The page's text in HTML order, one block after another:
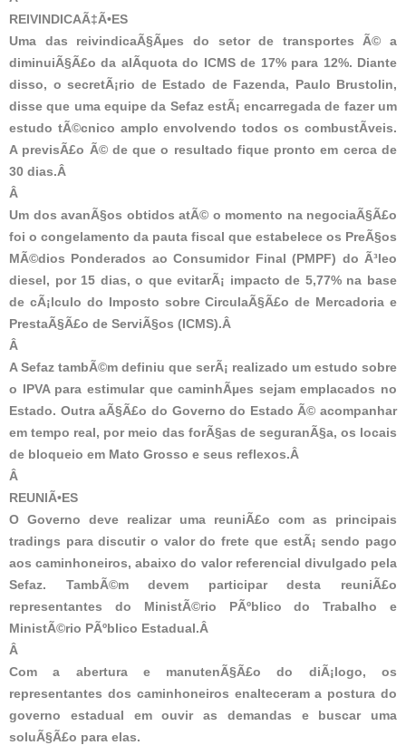
REIVINDICAÃ‡Ã•ES
Uma das reivindicaÃ§Ãµes do setor de transportes Ã© a
diminuiÃ§Ã£o da alÃ­quota do ICMS de 17% para 12%. Diante
disso, o secretÃ¡rio de Estado de Fazenda, Paulo Brustolin,
disse que uma equipe da Sefaz estÃ¡ encarregada de fazer um
estudo tÃ©cnico amplo envolvendo todos os combustÃ­veis.
A previsÃ£o Ã© de que o resultado fique pronto em cerca de
30 dias.Â
Â
Um dos avanÃ§os obtidos atÃ© o momento na negociaÃ§Ã£o
foi o congelamento da pauta fiscal que estabelece os PreÃ§os
MÃ©dios Ponderados ao Consumidor Final (PMPF) do Ã³leo
diesel, por 15 dias, o que evitarÃ¡ impacto de 5,77% na base
de cÃ¡lculo do Imposto sobre CirculaÃ§Ã£o de Mercadoria e
PrestaÃ§Ã£o de ServiÃ§os (ICMS).Â
Â
A Sefaz tambÃ©m definiu que serÃ¡ realizado um estudo sobre
o IPVA para estimular que caminhÃµes sejam emplacados no
Estado. Outra aÃ§Ã£o do Governo do Estado Ã© acompanhar
em tempo real, por meio das forÃ§as de seguranÃ§a, os locais
de bloqueio em Mato Grosso e seus reflexos.Â
Â
REUNIÃ•ES
O Governo deve realizar uma reuniÃ£o com as principais
tradings para discutir o valor do frete que estÃ¡ sendo pago
aos caminhoneiros, abaixo do valor referencial divulgado pela
Sefaz. TambÃ©m devem participar desta reuniÃ£o
representantes do MinistÃ©rio PÃºblico do Trabalho e
MinistÃ©rio PÃºblico Estadual.Â
Â
Com a abertura e manutenÃ§Ã£o do diÃ¡logo, os
representantes dos caminhoneiros enalteceram a postura do
governo estadual em ouvir as demandas e buscar uma
soluÃ§Ã£o para elas.